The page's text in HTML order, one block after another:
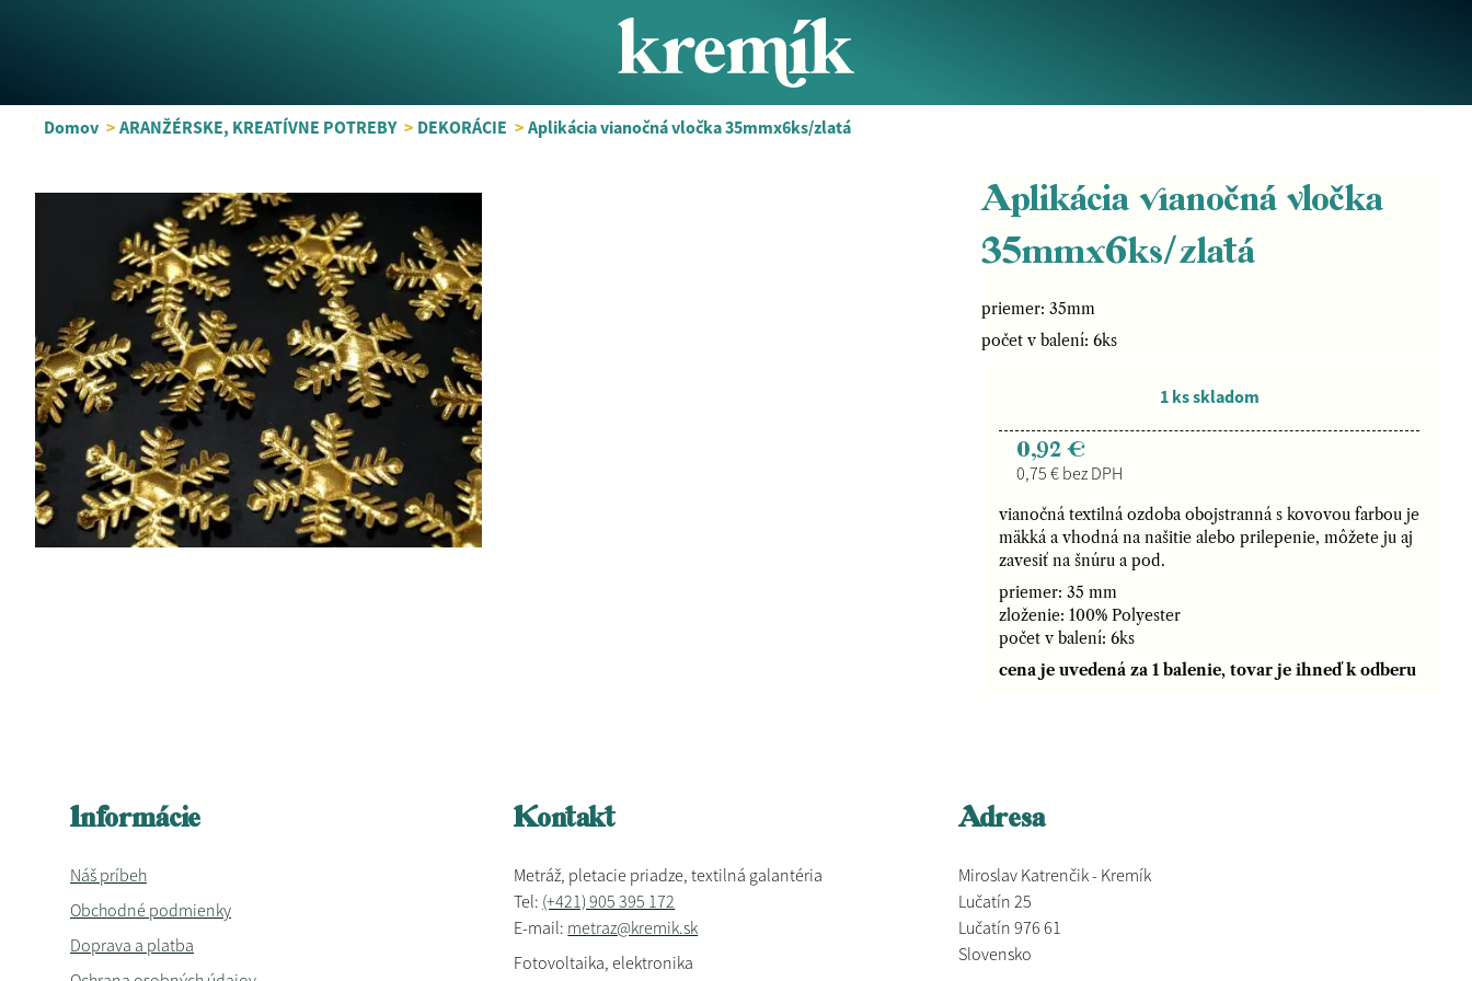
Domov > ARANŽÉRSKE, KREATÍVNE POTREBY > DEKORÁCIE > Aplikácia vianočná vločka 35mmx6ks/zlatá
Aplikácia vianočná vločka
35mmx6ks/zlatá
priemer: 35mm
počet v balení: 6ks
1 ks skladom
0,92 €
0,75 € bez DPH
vianočná textilná ozdoba obojstranná s kovovou farbou je
mäkká a vhodná na našitie alebo prilepenie, môžete ju aj
zavesiť na šnúru a pod.
priemer: 35 mm
zloženie: 100% Polyester
počet v balení: 6ks
cena je uvedená za 1 balenie, tovar je ihneď k odberu
Informácie
Náš príbeh
Obchodné podmienky
Doprava a platba
Kontakt
Metráž, pletacie priadze, textilná galantéria
Tel: (+421) 905 395 172
E-mail: metraz@kremik.sk
Fotovoltaika, elektronika
Adresa
Miroslav Katrenčik - Kremík
Lučatín 25
Lučatín 976 61
Slovensko